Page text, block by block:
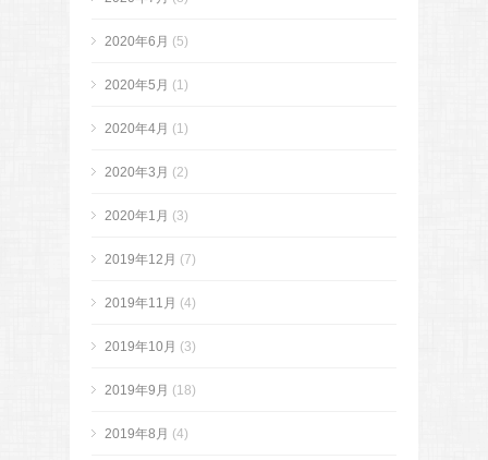
2020年6月 (5)
2020年5月 (1)
2020年4月 (1)
2020年3月 (2)
2020年1月 (3)
2019年12月 (7)
2019年11月 (4)
2019年10月 (3)
2019年9月 (18)
2019年8月 (4)